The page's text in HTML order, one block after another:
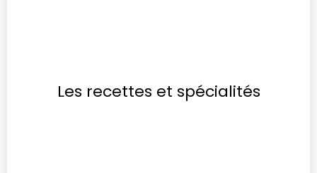
Les recettes et spécialités